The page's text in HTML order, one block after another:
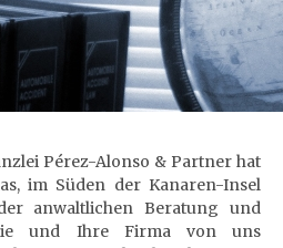
Pérez-Alonso & Partner hat
im Süden der Kanaren-Insel
anwaltlichen Beratung und
und Ihre Firma von uns